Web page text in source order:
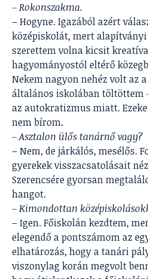
– Rokonszakma.
– Hogyne. Igazából azért
középiskolát, mert
szerettem volna kicsit
hagyományostól eltérő
Nekem nagyon nehéz volt az
általános iskolában töltöttem
az autokratizmus miatt.
nem bírom.
– Asztalon ülős tanárnő vagy?
– Nem, de járkálós, mesélős.
gyerekek visszacsatolásait
Szerencsére gyorsan
hangot.
– Kimondottan
– Igen. Főiskolán kezdtem,
elegendő a pontszámom az
elhatározás, hogy a tanári
viszonylag korán megvolt